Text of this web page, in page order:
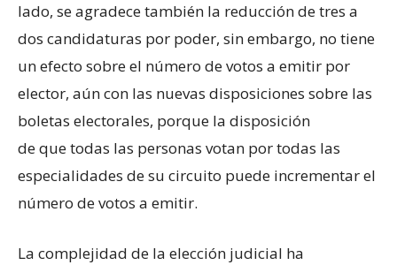
lado, se agradece también la reducción de tres a
dos candidaturas por poder, sin embargo, no tiene
un efecto sobre el número de votos a emitir por
elector, aún con las nuevas disposiciones sobre las
boletas electorales, porque la disposición
de que todas las personas votan por todas las
especialidades de su circuito puede incrementar el
número de votos a emitir.
La complejidad de la elección judicial ha